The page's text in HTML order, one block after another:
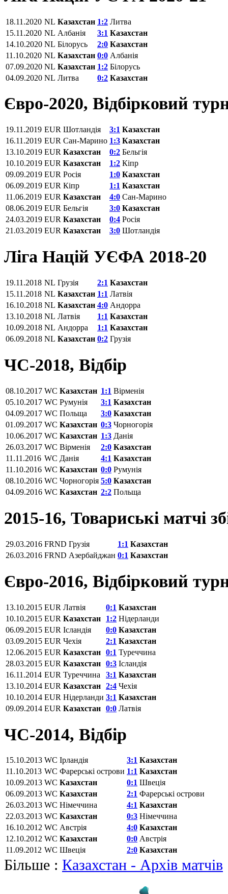
18.11.2020 NL Казахстан 1:2 Литва
15.11.2020 NL Албанія 3:1 Казахстан
14.10.2020 NL Білорусь 2:0 Казахстан
11.10.2020 NL Казахстан 0:0 Албанія
07.09.2020 NL Казахстан 1:2 Білорусь
04.09.2020 NL Литва 0:2 Казахстан
Євро-2020, Відбірковий
19.11.2019 EUR Шотландія 3:1 Казахстан
16.11.2019 EUR Сан-Марино 1:3 Казахстан
13.10.2019 EUR Казахстан 0:2 Бельгія
10.10.2019 EUR Казахстан 1:2 Кіпр
09.09.2019 EUR Росія 1:0 Казахстан
06.09.2019 EUR Кіпр 1:1 Казахстан
11.06.2019 EUR Казахстан 4:0 Сан-Марино
08.06.2019 EUR Бельгія 3:0 Казахстан
24.03.2019 EUR Казахстан 0:4 Росія
21.03.2019 EUR Казахстан 3:0 Шотландія
Ліга Націй УЄФА 2018-20
19.11.2018 NL Грузія 2:1 Казахстан
15.11.2018 NL Казахстан 1:1 Латвія
16.10.2018 NL Казахстан 4:0 Андорра
13.10.2018 NL Латвія 1:1 Казахстан
10.09.2018 NL Андорра 1:1 Казахстан
06.09.2018 NL Казахстан 0:2 Грузія
ЧС-2018, Відбір
08.10.2017 WC Казахстан 1:1 Вірменія
05.10.2017 WC Румунія 3:1 Казахстан
04.09.2017 WC Польща 3:0 Казахстан
01.09.2017 WC Казахстан 0:3 Чорногорія
10.06.2017 WC Казахстан 1:3 Данія
26.03.2017 WC Вірменія 2:0 Казахстан
11.11.2016 WC Данія 4:1 Казахстан
11.10.2016 WC Казахстан 0:0 Румунія
08.10.2016 WC Чорногорія 5:0 Казахстан
04.09.2016 WC Казахстан 2:2 Польща
2015-16, Товариські матчі
29.03.2016 FRND Грузія 1:1 Казахстан
26.03.2016 FRND Азербайджан 0:1 Казахстан
Євро-2016, Відбірковий
13.10.2015 EUR Латвія 0:1 Казахстан
10.10.2015 EUR Казахстан 1:2 Нідерланди
06.09.2015 EUR Ісландія 0:0 Казахстан
03.09.2015 EUR Чехія 2:1 Казахстан
12.06.2015 EUR Казахстан 0:1 Туреччина
28.03.2015 EUR Казахстан 0:3 Ісландія
16.11.2014 EUR Туреччина 3:1 Казахстан
13.10.2014 EUR Казахстан 2:4 Чехія
10.10.2014 EUR Нідерланди 3:1 Казахстан
09.09.2014 EUR Казахстан 0:0 Латвія
ЧС-2014, Відбір
15.10.2013 WC Ірландія 3:1 Казахстан
11.10.2013 WC Фарерські острови 1:1 Казахстан
10.09.2013 WC Казахстан 0:1 Швеція
06.09.2013 WC Казахстан 2:1 Фарерські острови
26.03.2013 WC Німеччина 4:1 Казахстан
22.03.2013 WC Казахстан 0:3 Німеччина
16.10.2012 WC Австрія 4:0 Казахстан
12.10.2012 WC Казахстан 0:0 Австрія
11.09.2012 WC Швеція 2:0 Казахстан
Більше : Казахстан - Архів матчів